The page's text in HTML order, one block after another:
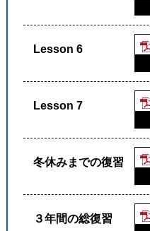
Lesson 6
Lesson 7
冬休みまでの復習
３年間の総復習